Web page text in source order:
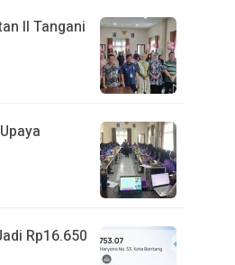
II Tangani
Rp16.650